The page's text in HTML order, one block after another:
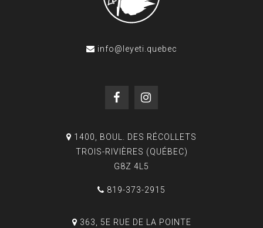
info@leyeti.quebec
1400, BOUL. DES RÉCOLLETS
TROIS-RIVIÈRES (QUÉBEC)
G8Z 4L5
819-373-2915
363, 5E RUE DE LA POINTE